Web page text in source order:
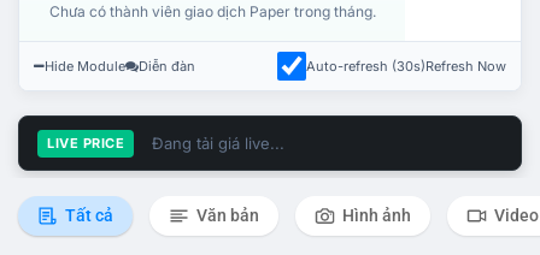
Chưa có thành viên giao dịch Paper trong tháng.
Hide Module Diễn đàn Auto-refresh (30s)Refresh Now
LIVE PRICE Đang tải giá live...
Tất cả Văn bản Hình ảnh Video